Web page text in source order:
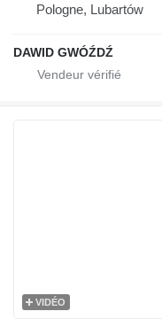
Pologne, Lubartów
DAWID GWÓŹDŹ
VIDÉO